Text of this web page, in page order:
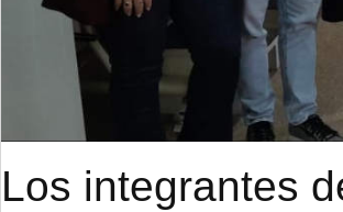
Los integrantes